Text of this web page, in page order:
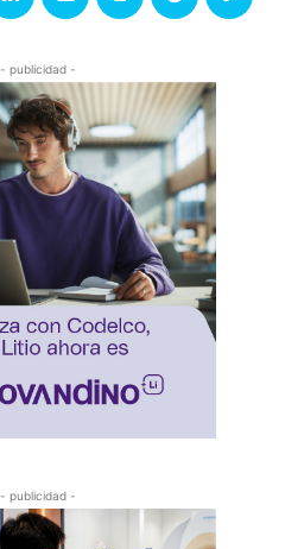
- publicidad -
- publicidad -